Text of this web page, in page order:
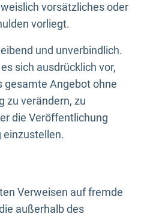
vorsätzliches oder
vorliegt.
und unverbindlich.
sich ausdrücklich vor,
gesamte Angebot ohne
zu verändern, zu
die Veröffentlichung
Verweisen auf fremde
außerhalb des